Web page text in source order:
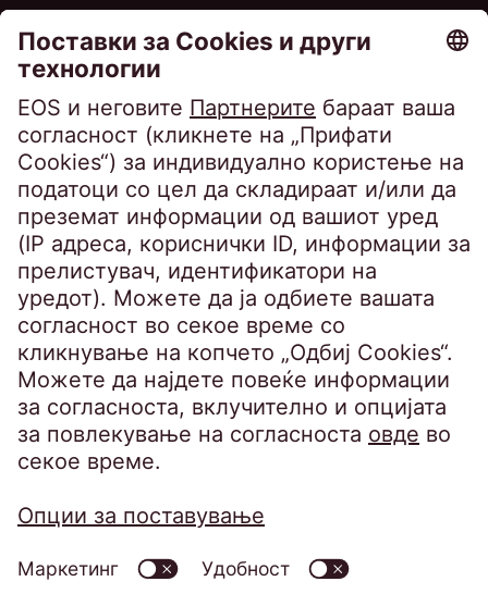
Факс: +389 2 3200 334
infomk@eos-matrix.mk
ЧПП за клиенти
SpeakUP - Канал на укажувачи
Политика за приватност
Барање за исполнување на правата на
субјектот
Политика за информациска безбедност
Изјава за приватност на вршење видео